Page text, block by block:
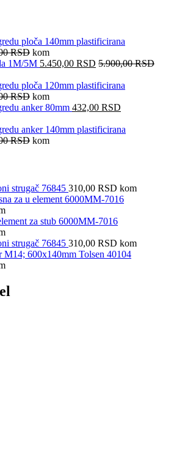
ploča 140mm plastificirana
RSD kom
1M/5M 5.450,00 RSD 5.900,00RSD
ploča 120mm plastificirana
RSD kom
anker 80mm 432,00 RSD
anker 140mm plastificirana
RSD kom
strugač 76845 310,00 RSD kom
za u element 6000MM-7016
za stub 6000MM-7016
strugač 76845 310,00 RSD kom
M14; 600x140mm Tolsen 40104